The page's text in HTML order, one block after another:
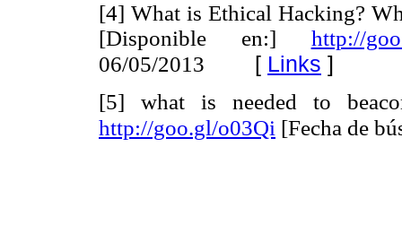
[4] What is Ethical Hacking?
[Disponible en:] http://
06/05/2013 [ Links ]
[5] what is needed to
http://goo.gl/o03Qi [Fecha de